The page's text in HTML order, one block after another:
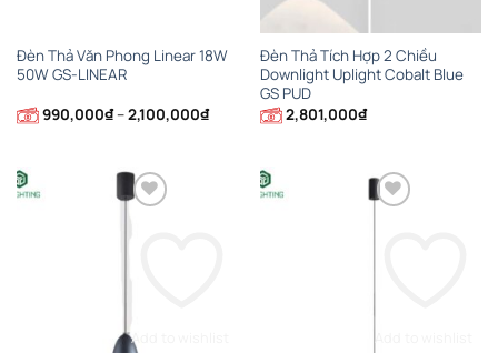
Đèn Thả Văn Phong Linear 18W
50W GS-LINEAR
990,000₫–2,100,000₫Khoảng
giá:
2,100,000₫
Đèn Thả Tích Hợp 2 Chiều
Downlight Uplight Cobalt Blue
GS PUD
2,801,000₫
Add to wishlist